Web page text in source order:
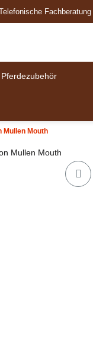
Fachberatung
Pferdezubehör
Mullen Mouth